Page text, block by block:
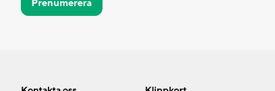
Prenumerera